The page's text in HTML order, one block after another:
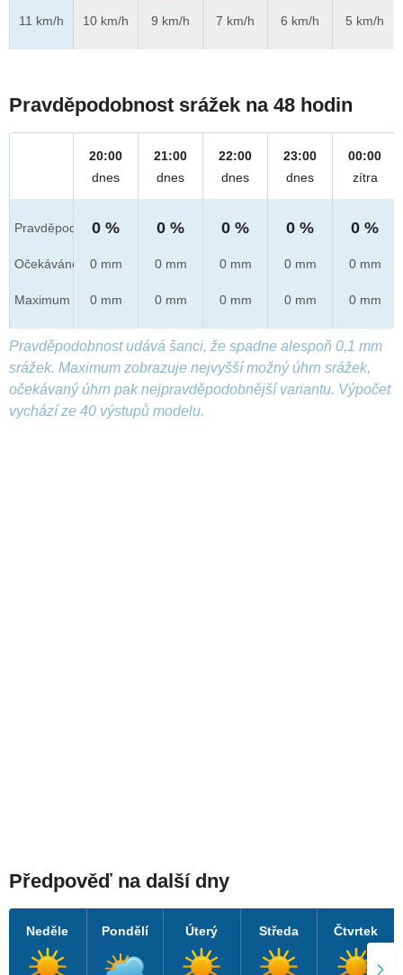
11 km/h
10 km/h
9 km/h
7 km/h
6 km/h
5 km/h
Pravděpodobnost srážek na 48 hodin
Pravděpod.
Očekáváno
Maximum
20:00
dnes
0 %
0 mm
0 mm
21:00
dnes
0 %
0 mm
0 mm
22:00
dnes
0 %
0 mm
0 mm
23:00
dnes
0 %
0 mm
0 mm
00:00
zítra
0 %
0 mm
0 mm
Pravděpodobnost udává šanci, že spadne alespoň 0,1 mm
srážek. Maximum zobrazuje nejvyšší možný úhrn srážek,
očekávaný úhrn pak nejpravděpodobnější variantu. Výpočet
vychází ze 40 výstupů modelu.
Předpověď na další dny
Neděle Pondělí Úterý Středa Čtvrtek